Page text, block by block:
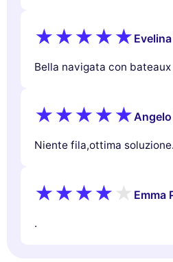
Evelina
Bella navigata con bateaux
Angelo
Niente fila,ottima soluzione.
Emma
.